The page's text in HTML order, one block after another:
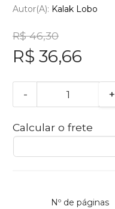
Autor(a): Kalak Lobo
R$ 46,30
R$ 36,66
- +
Calcular o frete
Nº de páginas